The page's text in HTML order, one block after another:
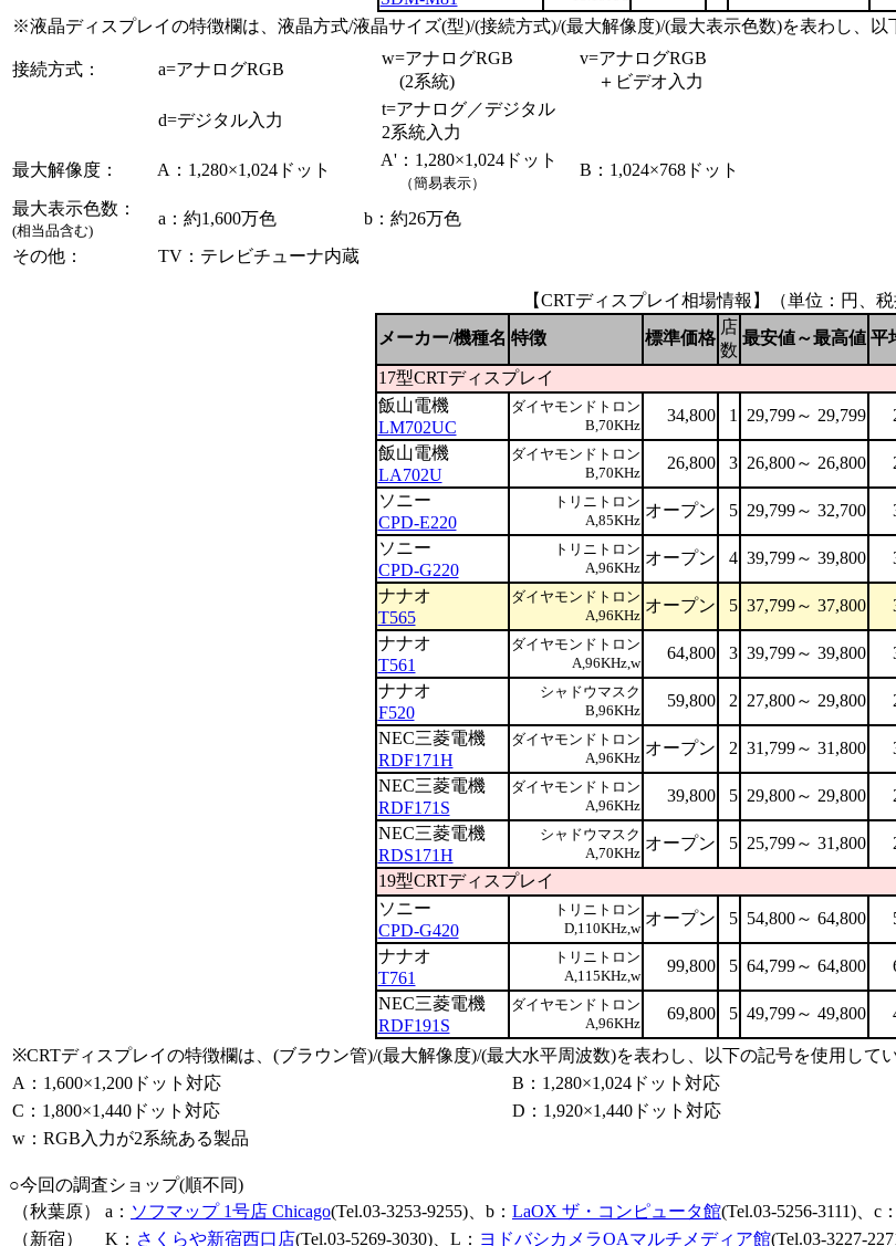
※液晶ディスプレイの特徴欄は、液晶方式/液晶サイズ(型)/(接続方式)/(最大解像度)/(最大表示色数)を表わし、以
接続方式： a=アナログRGB
w=アナログRGB
(2系統)
v=アナログRGB
＋ビデオ入力
d=デジタル入力
t=アナログ／デジタル
2系統入力
最大解像度：
A：1,280×1,024ドット
A'：1,280×1,024ドット
（簡易表示）
B：1,024×768ドット
最大表示色数：
(相当品含む)
a：約1,600万色
b：約26万色
その他：
TV：テレビチューナ内蔵
【CRTディスプレイ相場情報】（単位：円、税
メーカー/機種名 特徴 標準価格
店
数
最安値～最高値 平
17型CRTディスプレイ
飯山電機
LM702UC
ダイヤモンドトロン
B,70KHz
34,800 1 29,799～ 29,799
飯山電機
LA702U
ダイヤモンドトロン
B,70KHz
26,800 3 26,800～ 26,800
ソニー
CPD-E220
トリニトロン
A,85KHz
オープン 5 29,799～ 32,700
ソニー
CPD-G220
トリニトロン
A,96KHz
オープン 4 39,799～ 39,800
ナナオ
T565
ダイヤモンドトロン
A,96KHz
オープン 5 37,799～ 37,800
ナナオ
T561
ダイヤモンドトロン
A,96KHz,w
64,800 3 39,799～ 39,800
ナナオ
F520
シャドウマスク
B,96KHz
59,800 2 27,800～ 29,800
NEC三菱電機
RDF171H
ダイヤモンドトロン
A,96KHz
オープン 2 31,799～ 31,800
NEC三菱電機
RDF171S
ダイヤモンドトロン
A,96KHz
39,800 5 29,800～ 29,800
NEC三菱電機
RDS171H
シャドウマスク
A,70KHz
オープン 5 25,799～ 31,800
19型CRTディスプレイ
ソニー
CPD-G420
トリニトロン
D,110KHz,w
オープン 5 54,800～ 64,800
ナナオ
T761
トリニトロン
A,115KHz,w
99,800 5 64,799～ 64,800
NEC三菱電機
RDF191S
ダイヤモンドトロン
A,96KHz
69,800 5 49,799～ 49,800
※CRTディスプレイの特徴欄は、(ブラウン管)/(最大解像度)/(最大水平周波数)を表わし、以下の記号を使用してい
A：1,600×1,200ドット対応
B：1,280×1,024ドット対応
C：1,800×1,440ドット対応
D：1,920×1,440ドット対応
w：RGB入力が2系統ある製品
○今回の調査ショップ(順不同)
（秋葉原）
a： ソフマップ 1号店 Chicago(Tel.03-3253-9255)、b： LaOX ザ・コンピュータ館(Tel.03-5256-3111)、c：
（新宿）
K： さくらや新宿西口店(Tel.03-5269-3030)、L： ヨドバシカメラOAマルチメディア館(Tel.03-3227-